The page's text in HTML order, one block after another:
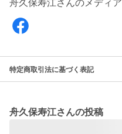
舟久保寿江さんのメディア
特定商取引法に基づく表記
舟久保寿江さんの投稿